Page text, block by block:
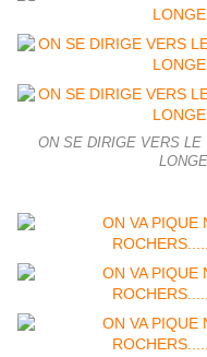
ON SE DIRIGE VERS